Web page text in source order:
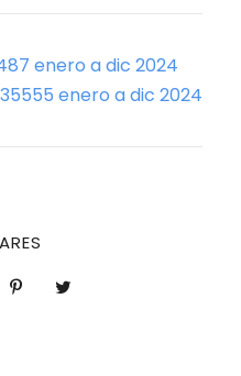
enero a dic 2024
enero a dic 2024